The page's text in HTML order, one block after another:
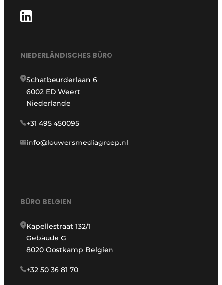
NIEDERLÄNDISCHES BÜRO
Schatbeurderlaan 6
6002 ED Weert
Niederlande
+31 495 450095
info@louwersmediagroep.nl
BÜRO BELGIEN
Kapellestraat 132/1
Gebäude G
8020 Oostkamp Belgien
+32 50 36 81 70